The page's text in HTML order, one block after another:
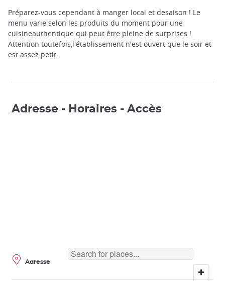
Préparez-vous cependant à manger local et desaison ! Le
menu varie selon les produits du moment pour une
cuisineauthentique qui peut être pleine de surprises !
Attention toutefois,l'établissement n'est ouvert que le soir et
est assez petit.
Adresse - Horaires - Accès
Adresse